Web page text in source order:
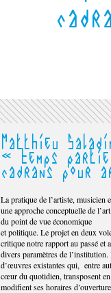
Matthieu
« Temps
cadrans
La pratique de l’artiste, musicien
une approche conceptuelle de
du point de vue économique
et politique. Le projet en deux
critique notre rapport au passé et
divers paramètres de
d’œuvres existantes qui, entre
cœur du quotidien, transposent
modifient ses horaires